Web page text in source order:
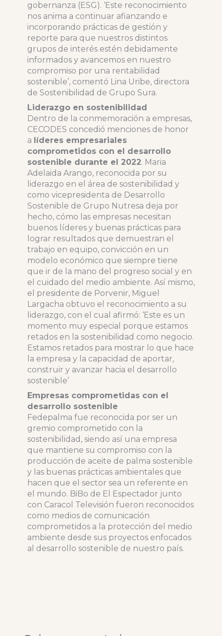
gobernanza (ESG). ‘Este reconocimiento
nos anima a continuar afianzando e
incorporando prácticas de gestión y
reporte para que nuestros distintos
grupos de interés estén debidamente
informados y avancemos en nuestro
compromiso por una rentabilidad
sostenible’, comentó Lina Uribe, directora
de Sostenibilidad de Grupo Sura.
Liderazgo en sostenibilidad
Dentro de la conmemoración a empresas,
CECODES concedió menciones de honor
a líderes empresariales
comprometidos con el desarrollo
sostenible durante el 2022. Maria
Adelaida Arango, reconocida por su
liderazgo en el área de sostenibilidad y
como vicepresidenta de Desarrollo
Sostenible de Grupo Nutresa deja por
hecho, cómo las empresas necesitan
buenos líderes y buenas prácticas para
lograr resultados que demuestran el
trabajo en equipo, convicción en un
modelo económico que siempre tiene
que ir de la mano del progreso social y en
el cuidado del medio ambiente. Así mismo,
el presidente de Porvenir, Miguel
Largacha obtuvo el reconocimiento a su
liderazgo, con el cual afirmó: ‘Este es un
momento muy especial porque estamos
retados en la sostenibilidad como negocio.
Estamos retados para mostrar lo que hace
la empresa y la capacidad de aportar,
construir y avanzar hacia el desarrollo
sostenible’
Empresas comprometidas con el
desarrollo sostenible
Fedepalma fue reconocida por ser un
gremio comprometido con la
sostenibilidad, siendo así una empresa
que mantiene su compromiso con la
producción de aceite de palma sostenible
y las buenas prácticas ambientales que
hacen que el sector sea un referente en
el mundo. BiBo de El Espectador junto
con Caracol Televisión fueron reconocidos
como medios de comunicación
comprometidos a la protección del medio
ambiente desde sus proyectos enfocados
al desarrollo sostenible de nuestro país.